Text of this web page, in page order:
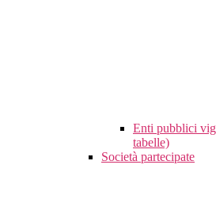
Enti pubblici
tabelle)
Società partecipate